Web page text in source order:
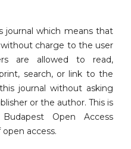
journal which means that
charge to the user
are allowed to read,
search, or link to the
journal without asking
or the author. This is
Open Access
access.